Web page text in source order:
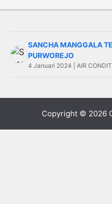
SANCHA MANGGALA
PURWOREJO
4 Januari 2024 | AIR
Copyright © 2026